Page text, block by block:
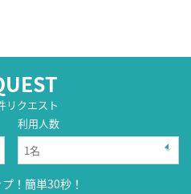
リクエスト
利用人数
！簡単30秒！